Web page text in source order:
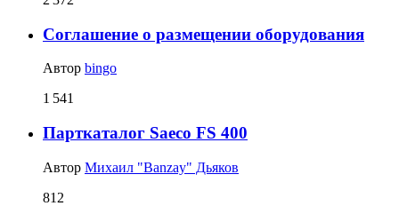
Соглашение о размещении оборудования
Автор bingo
1 541
Парткаталог Saeco FS 400
Автор Михаил "Banzay" Дьяков
812